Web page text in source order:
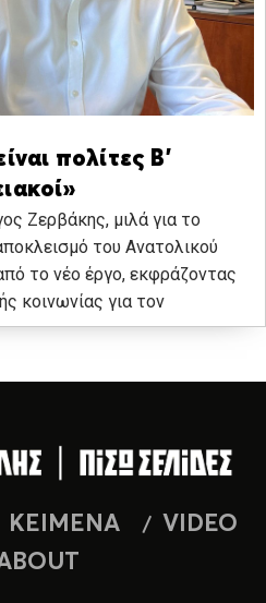
πολίτες Β’
Ζερβάκης, μιλά για το
του Ανατολικού
το νέο έργο, εκφράζοντας
κοινωνίας για τον
ΚΕΙΜΕΝΑ
VIDEO